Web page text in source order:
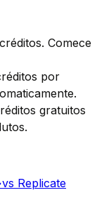
Comece
por
gratuitos
vs Replicate